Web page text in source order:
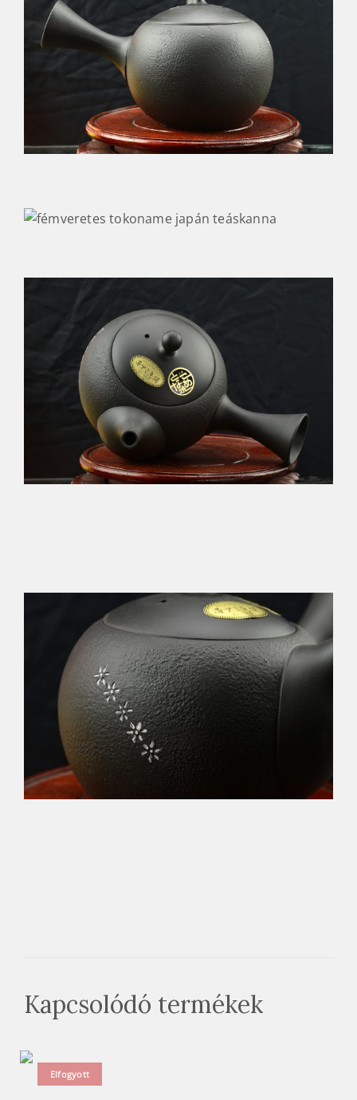
Kapcsolódó termékek
Elfogyott